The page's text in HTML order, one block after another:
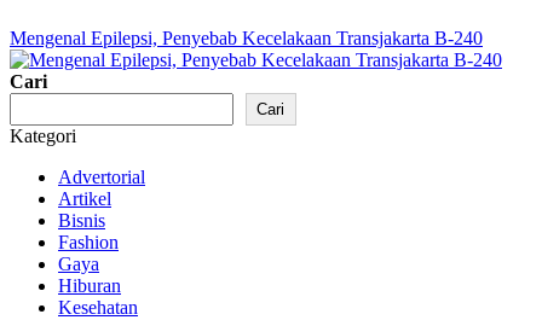
Mengenal Epilepsi, Penyebab Kecelakaan Transjakarta B-240
Cari
Cari
Kategori
Advertorial
Artikel
Bisnis
Fashion
Gaya
Hiburan
Kesehatan